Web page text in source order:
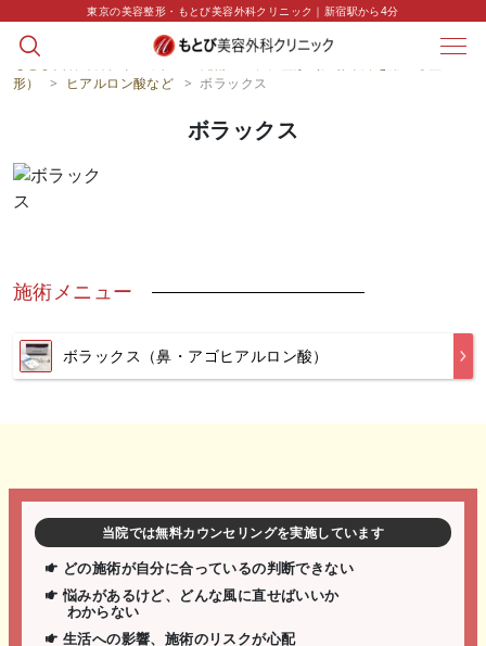
東京の美容整形・もとび美容外科クリニック｜新宿駅から4分
形）
> ヒアルロン酸など > ボラックス
ボラックス
施術メニュー
ボラックス（鼻・アゴヒアルロン酸）
当院では無料カウンセリングを実施しています
どの施術が自分に合っているの判断できない
悩みがあるけど、どんな風に直せばいいか
わからない
生活への影響、施術のリスクが心配